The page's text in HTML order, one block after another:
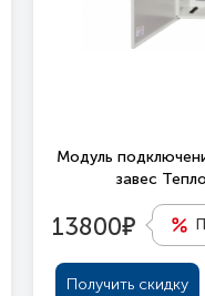
Модуль
завес
13800е
Получить скидку